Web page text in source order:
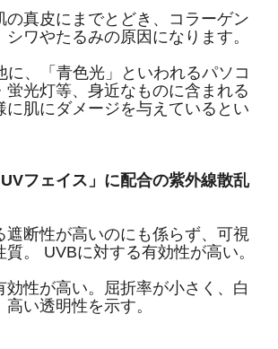
の真皮にまでとどき、コラーゲン
ワやたるみの原因になります。
に、「青色光」といわれるパソコ
蛍光灯等、身近なものに含まれる
に肌にダメージを与えているとい
フェイス」に配合の紫外線散乱
遮断性が高いのにも係らず、可視
。 UVBに対する有効性が高い。
効性が高い。屈折率が小さく、白
い透明性を示す。